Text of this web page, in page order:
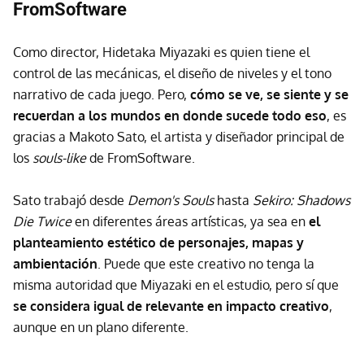
FromSoftware
Como director, Hidetaka Miyazaki es quien tiene el
control de las mecánicas, el diseño de niveles y el tono
narrativo de cada juego. Pero, cómo se ve, se siente y se
recuerdan a los mundos en donde sucede todo eso, es
gracias a Makoto Sato, el artista y diseñador principal de
los souls-likede FromSoftware.
Sato trabajó desde Demon's Soulshasta Sekiro: Shadows
Die Twiceen diferentes áreas artísticas, ya sea en el
planteamiento estético de personajes, mapas y
ambientación. Puede que este creativo no tenga la
misma autoridad que Miyazaki en el estudio, pero sí que
se considera igual de relevante en impacto creativo,
aunque en un plano diferente.